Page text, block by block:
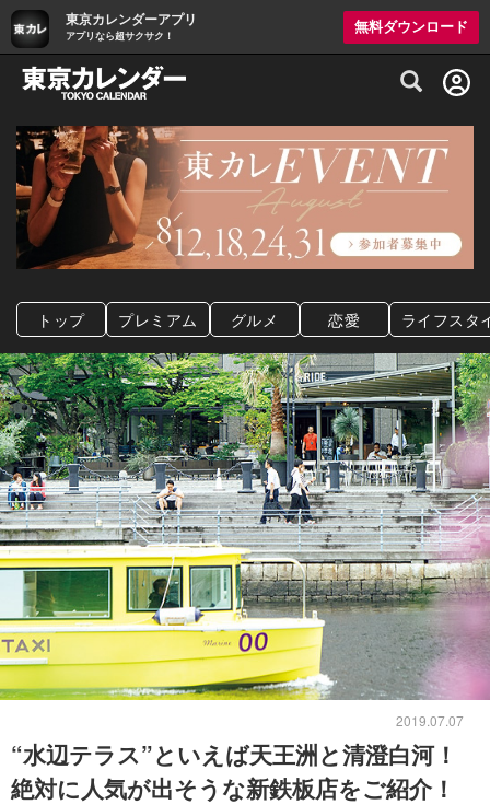
東京カレンダーアプリ
アプリなら超サクサク！
無料ダウンロード
グルメ情報・プレミアムレストラン予約
トップ プレミアム グルメ 恋愛 ライフスタ
2019.07.07
“水辺テラス”といえば天王洲と清澄白河！
絶対に人気が出そうな新鉄板店をご紹介！